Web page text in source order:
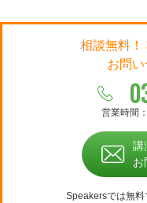
相談無料！
お問い
営業時間
講
お
Speakersでは無料